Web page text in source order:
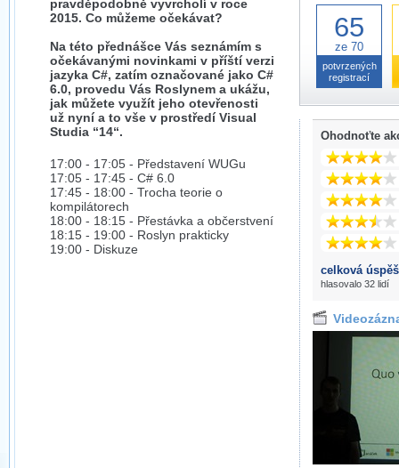
pravděpodobně vyvrcholí v roce
2015. Co můžeme očekávat?
Na této přednášce Vás seznámím s
očekávanými novinkami v příští verzi
jazyka C#, zatím označované jako C#
6.0, provedu Vás Roslynem a ukážu,
jak můžete využít jeho otevřenosti
už nyní a to vše v prostředí Visual
Studia “14“.
17:00 - 17:05 - Představení WUGu
17:05 - 17:45 - C# 6.0
17:45 - 18:00 - Trocha teorie o
kompilátorech
18:00 - 18:15 - Přestávka a občerstvení
18:15 - 19:00 - Roslyn prakticky
19:00 - Diskuze
65
ze 70
potvrzených
registrací
Ohodnoťte
celková
hlasovalo 32 lidí